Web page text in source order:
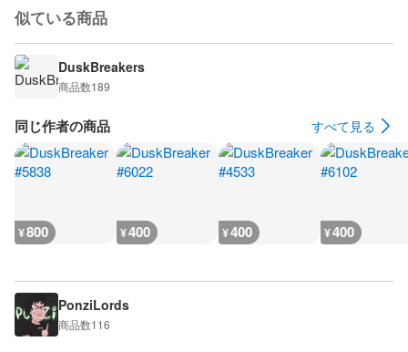
似ている商品
DuskBreakers
商品数189
同じ作者の商品 すべて見る
¥800 ¥400 ¥400 ¥400
PonziLords
商品数116